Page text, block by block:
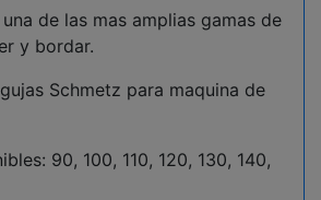
de las mas amplias gamas de
y bordar.
Schmetz para maquina de
90, 100, 110, 120, 130, 140,